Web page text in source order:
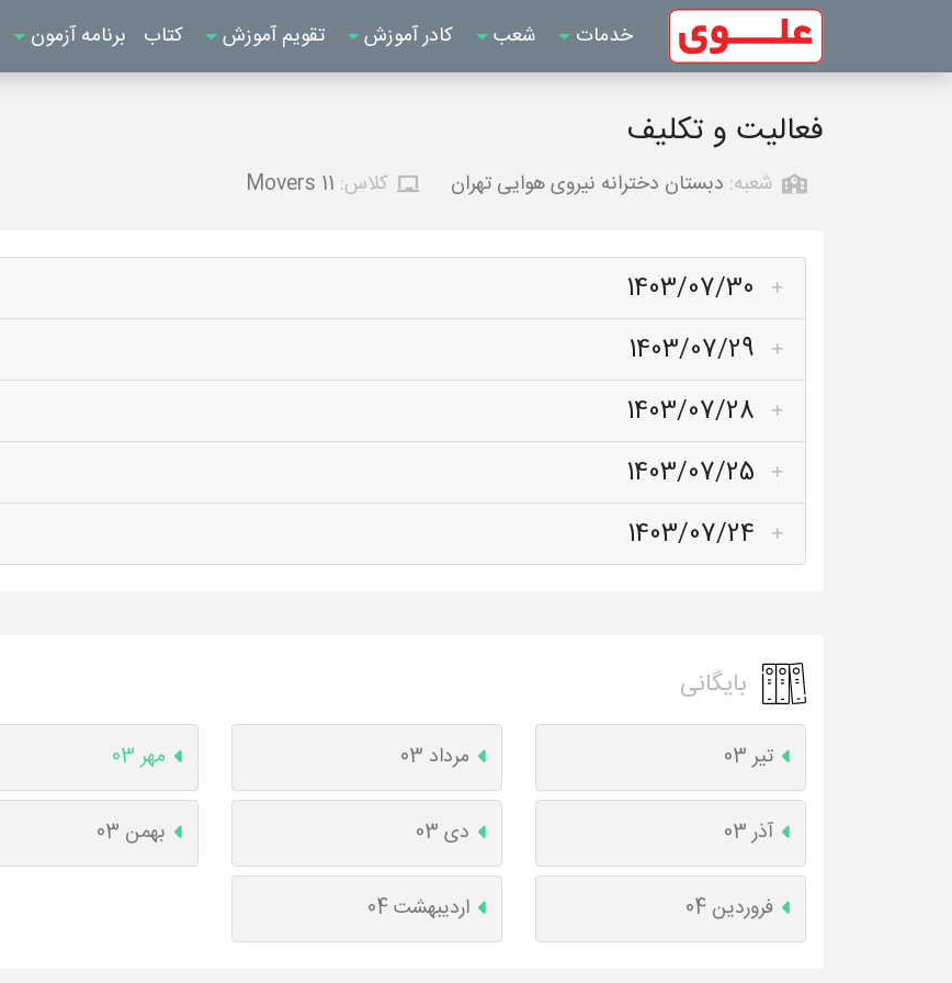
خدمات شعب کادر آموزش تقویم آموزش کتاب برنامه آزمون
فعالیت و تکلیف
شعبه: دبستان دخترانه نیروی هوایی تهران کلاس: Movers 11
1403/07/30
1403/07/29
1403/07/28
1403/07/25
1403/07/24
بایگانی
تیر 03 مرداد 03 مهر 03
آذر 03 دی 03 بهمن 03
فروردین 04 اردیبهشت 04